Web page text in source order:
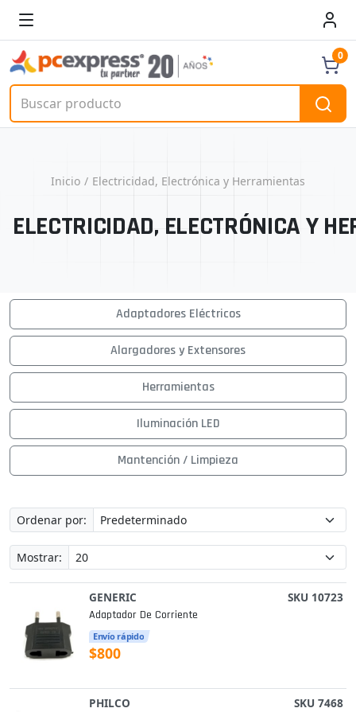
0
Inicio Electricidad, Electrónica y Herramientas
ELECTRICIDAD, ELECTRÓNICA Y
Adaptadores Eléctricos
Alargadores y Extensores
Herramientas
Iluminación LED
Mantención / Limpieza
Ordenar por:
Mostrar:
GENERIC SKU 10723
Adaptador De Corriente
Envío rápido
$800
PHILCO SKU 7468